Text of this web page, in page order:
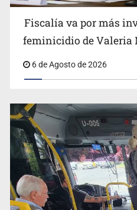
Adulto mayor pierde la vida
en Oblatos
Fiscalía va por más
feminicidio de Valeria
6 de Agosto de 2026